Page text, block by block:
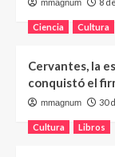
mmagnum
Ciencia Cultura
Cervantes, la
conquistó el
mmagnum 30
Cultura Libros